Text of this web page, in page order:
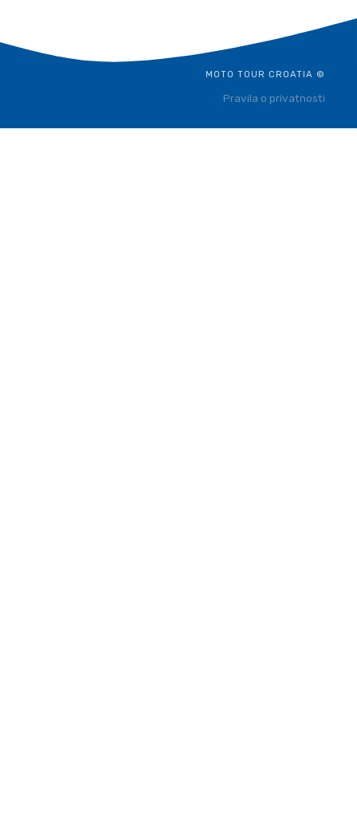
MOTO TOUR CROATIA ©
Pravila o privatnosti